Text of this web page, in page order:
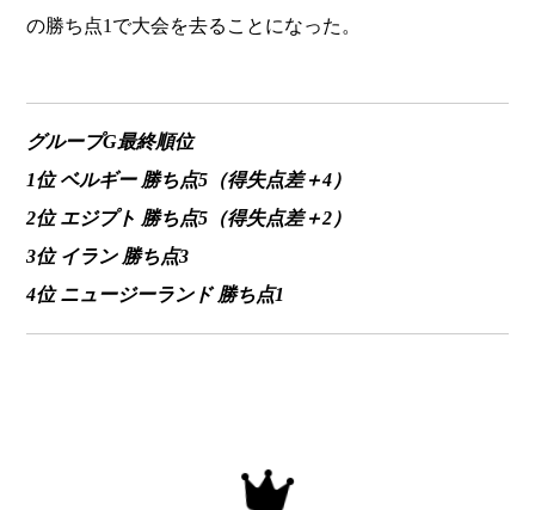
の勝ち点1で大会を去ることになった。
グループG最終順位
1位 ベルギー 勝ち点5（得失点差＋4）
2位 エジプト 勝ち点5（得失点差＋2）
3位 イラン 勝ち点3
4位 ニュージーランド 勝ち点1